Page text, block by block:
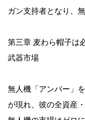
ガン支持者となり、
第三章 麦わら帽子は
武器市場
無人機「アンバー」
が現れ、彼の全資産